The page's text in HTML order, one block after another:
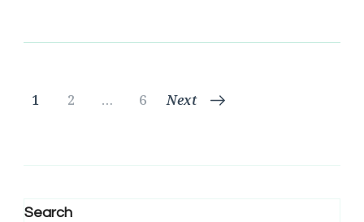
Posts
Page
1 Page
2 … Page
6 Next
Search